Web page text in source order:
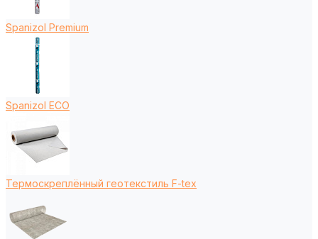
Spanizol Premium
Spanizol ECO
Термоскреплённый геотекстиль F-tex